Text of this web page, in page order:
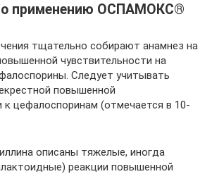
применению ОСПАМОКС®
тщательно собирают анамнез на
чувствительности на
Следует учитывать
повышенной
к цефалоспоринам (отмечается в 10-
описаны тяжелые, иногда
реакции повышенной